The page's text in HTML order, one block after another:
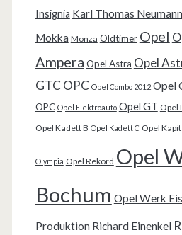
Insignia Karl Thomas Neumann
Mokka Monza Oldtimer Opel
Ampera Opel Astra Opel
GTC OPC Opel Combo 2012 Opel
OPC Opel Elektroauto Opel GT Opel
Opel Kadett B Opel Kadett C Opel
Olympia Opel Rekord Opel
Bochum Opel Werk
Produktion Richard Einenkel